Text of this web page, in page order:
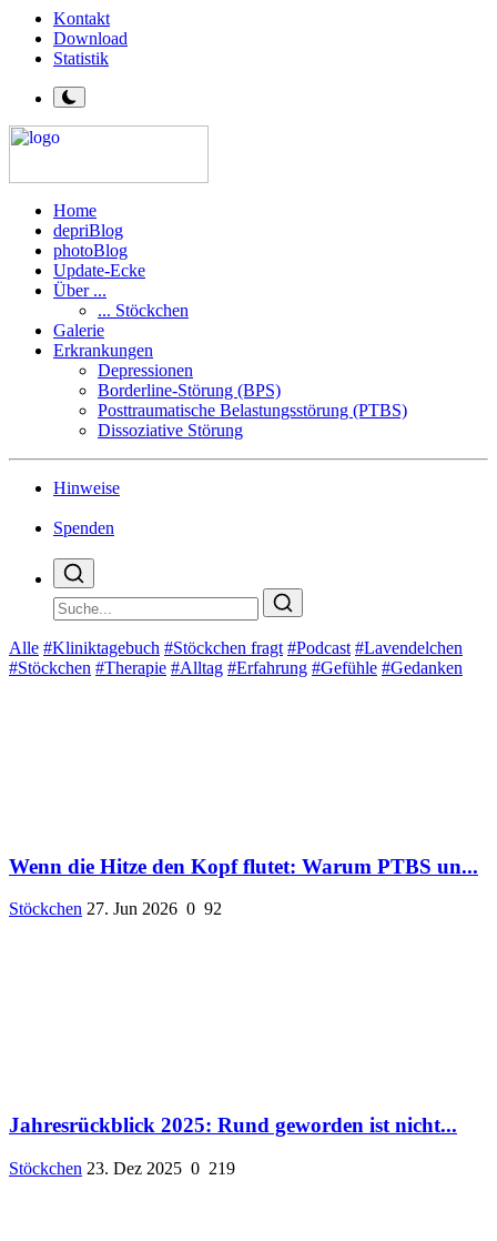
Kontakt
Download
Statistik
Home
depriBlog
photoBlog
Update-Ecke
Über ...
... Stöckchen
Galerie
Erkrankungen
Depressionen
Borderline-Störung (BPS)
Posttraumatische Belastungsstörung (PTBS)
Dissoziative Störung
Hinweise
Spenden
Alle #Kliniktagebuch #Stöckchen fragt #Podcast #Lavendelchen
#Stöckchen #Therapie #Alltag #Erfahrung #Gefühle #Gedanken
Wenn die Hitze den Kopf flutet: Warum PTBS un...
Stöckchen 27. Jun 2026 0 92
Jahresrückblick 2025: Rund geworden ist nicht...
Stöckchen 23. Dez 2025 0 219